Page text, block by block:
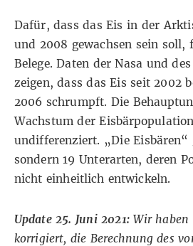
Dafür, dass das Eis in der
und 2008 gewachsen sein soll,
Belege. Daten der Nasa und
zeigen, dass das Eis seit 2002
2006 schrumpft. Die
Wachstum der
undifferenziert. „Die Eisbären“
sondern 19 Unterarten, deren
nicht einheitlich entwickeln.
Update 25. Juni 2021:Wir haben
korrigiert, die Berechnung des